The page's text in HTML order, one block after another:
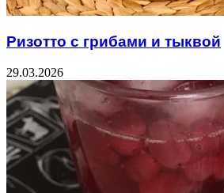
Ризотто с грибами и тыквой
29.03.2026